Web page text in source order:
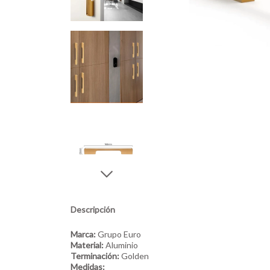
Descripción
Marca: Grupo Euro
Material: Aluminio
Terminación: Golden
Medidas: